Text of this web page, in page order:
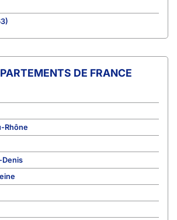
DE FRANCE
Rhône
Denis